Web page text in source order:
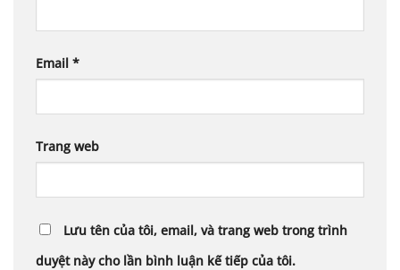
Email *
Trang web
Lưu tên của tôi, email, và trang web trong trình
duyệt này cho lần bình luận kế tiếp của tôi.